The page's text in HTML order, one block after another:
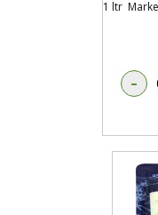
1 ltr
-